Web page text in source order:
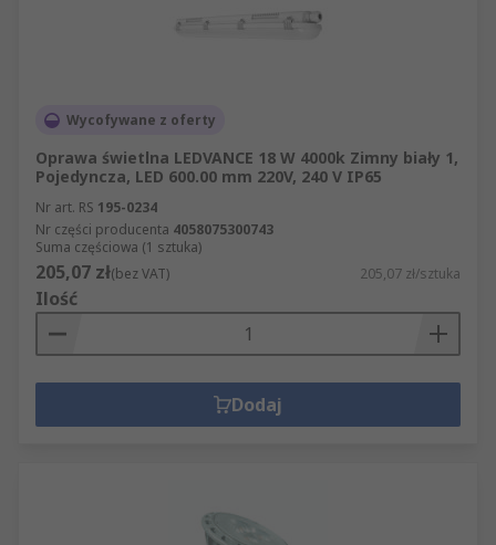
Wycofywane z oferty
Oprawa świetlna LEDVANCE 18 W 4000k Zimny biały 1,
Pojedyncza, LED 600.00 mm 220V, 240 V IP65
Nr art. RS 195-0234
Nr części producenta 4058075300743
Suma częściowa (1 sztuka)
205,07 zł(bez VAT) 205,07 zł/sztuka
Ilość
Dodaj